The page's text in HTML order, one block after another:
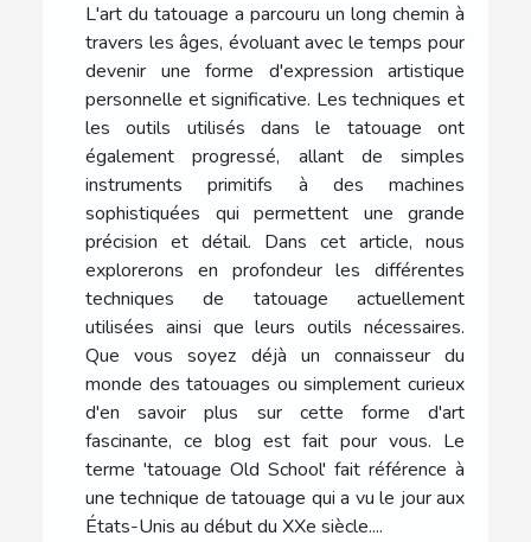
L'art du tatouage a parcouru un long chemin à
travers les âges, évoluant avec le temps pour
devenir une forme d'expression artistique
personnelle et significative. Les techniques et
les outils utilisés dans le tatouage ont
également progressé, allant de simples
instruments primitifs à des machines
sophistiquées qui permettent une grande
précision et détail. Dans cet article, nous
explorerons en profondeur les différentes
techniques de tatouage actuellement
utilisées ainsi que leurs outils nécessaires.
Que vous soyez déjà un connaisseur du
monde des tatouages ou simplement curieux
d'en savoir plus sur cette forme d'art
fascinante, ce blog est fait pour vous. Le
terme 'tatouage Old School' fait référence à
une technique de tatouage qui a vu le jour aux
États-Unis au début du XXe siècle....